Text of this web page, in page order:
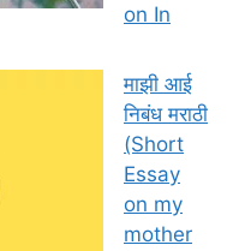
on In
माझी आई
निबंध मराठी
(Short
Essay
on my
mother